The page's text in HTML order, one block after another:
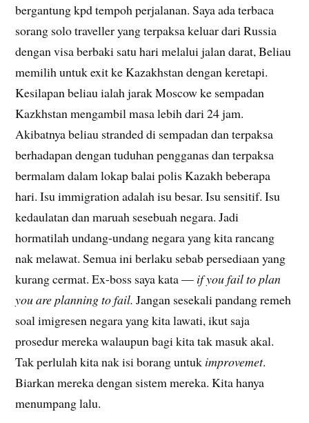
bergantung kpd tempoh perjalanan. Saya ada terbaca
sorang solo traveller yang terpaksa keluar dari Russia
dengan visa berbaki satu hari melalui jalan darat, Beliau
memilih untuk exit ke Kazakhstan dengan keretapi.
Kesilapan beliau ialah jarak Moscow ke sempadan
Kazkhstan mengambil masa lebih dari 24 jam.
Akibatnya beliau stranded di sempadan dan terpaksa
berhadapan dengan tuduhan pengganas dan terpaksa
bermalam dalam lokap balai polis Kazakh beberapa
hari. Isu immigration adalah isu besar. Isu sensitif. Isu
kedaulatan dan maruah sesebuah negara. Jadi
hormatilah undang-undang negara yang kita rancang
nak melawat. Semua ini berlaku sebab persediaan yang
kurang cermat. Ex-boss saya kata — if you fail to plan
you are planning to fail. Jangan sesekali pandang remeh
soal imigresen negara yang kita lawati, ikut saja
prosedur mereka walaupun bagi kita tak masuk akal.
Tak perlulah kita nak isi borang untuk improvemet.
Biarkan mereka dengan sistem mereka. Kita hanya
menumpang lalu.